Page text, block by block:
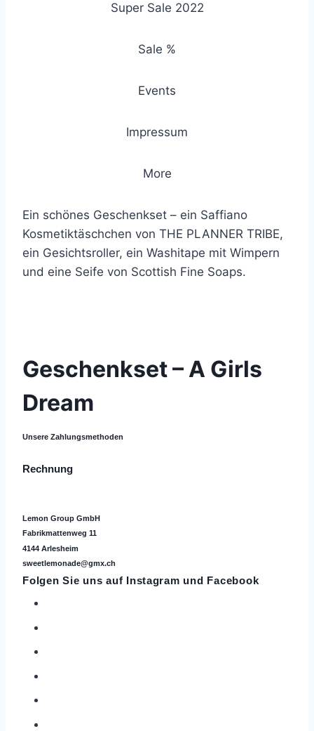
Super Sale 2022
Sale %
Events
Impressum
More
Ein schönes Geschenkset – ein Saffiano
Kosmetiktäschchen von THE PLANNER TRIBE,
ein Gesichtsroller, ein Washitape mit Wimpern
und eine Seife von Scottish Fine Soaps.
Geschenkset – A Girls
Dream
Unsere Zahlungsmethoden
Rechnung
Lemon Group GmbH
Fabrikmattenweg 11
4144 Arlesheim
sweetlemonade@gmx.ch
Folgen Sie uns auf Instagram und Facebook